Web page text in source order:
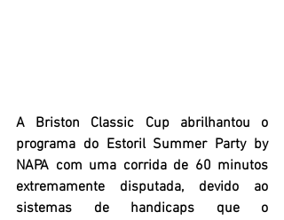
A Briston Classic Cup abrilhantou o
programa do Estoril Summer Party by
NAPA com uma corrida de 60 minutos
extremamente disputada, devido ao
sistemas de handicaps que o